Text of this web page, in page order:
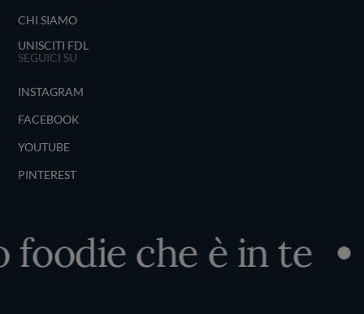
CHI SIAMO
UNISCITI FDL
SEGUICI SU
INSTAGRAM
FACEBOOK
YOUTUBE
PINTEREST
che è in te